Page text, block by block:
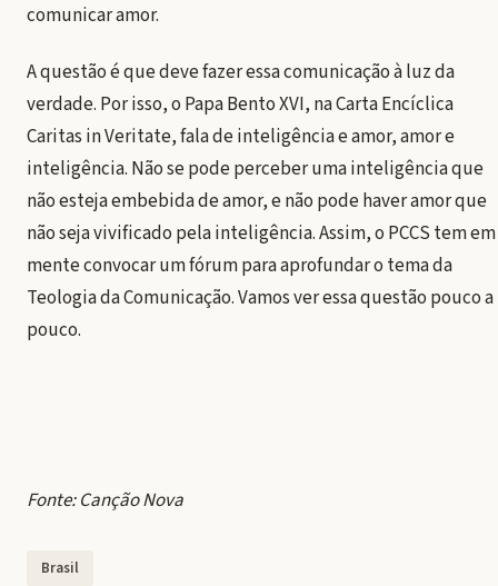
comunicar amor.
A questão é que deve fazer essa comunicação à luz da
verdade. Por isso, o Papa Bento XVI, na Carta Encíclica
Caritas in Veritate, fala de inteligência e amor, amor e
inteligência. Não se pode perceber uma inteligência que
não esteja embebida de amor, e não pode haver amor que
não seja vivificado pela inteligência. Assim, o PCCS tem em
mente convocar um fórum para aprofundar o tema da
Teologia da Comunicação. Vamos ver essa questão pouco a
pouco.
Fonte: Canção Nova
Brasil